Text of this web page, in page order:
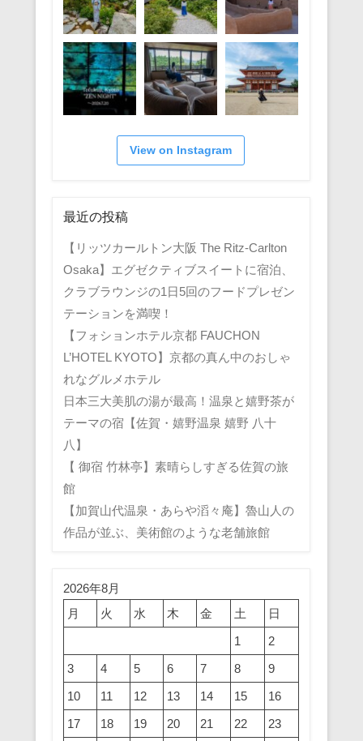
View on Instagram
最近の投稿
【リッツカールトン大阪 The Ritz-Carlton
Osaka】エグゼクティブスイートに宿泊、
クラブラウンジの1日5回のフードプレゼン
テーションを満喫！
【フォションホテル京都 FAUCHON
L’HOTEL KYOTO】京都の真ん中のおしゃ
れなグルメホテル
日本三大美肌の湯が最高！温泉と嬉野茶が
テーマの宿【佐賀・嬉野温泉 嬉野 八十
八】
【 御宿 竹林亭】素晴らしすぎる佐賀の旅
館
【加賀山代温泉・あらや滔々庵】魯山人の
作品が並ぶ、美術館のような老舗旅館
2026年8月
月
火 水 木 金 土
日
1
2
3
4 5 6 7 8
9
10
11 12 13 14 15
16
17
18 19 20 21 22
23